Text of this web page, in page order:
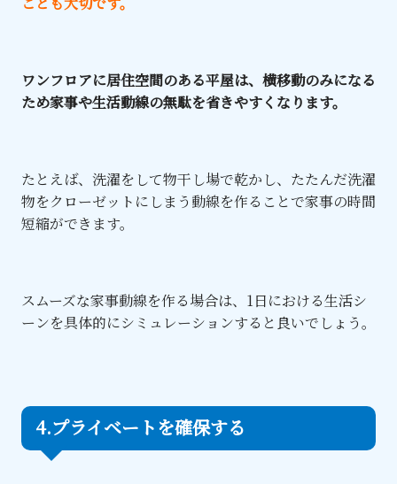
ワンフロアに居住空間のある平屋は、横移動のみになる
ため家事や生活動線の無駄を省きやすくなります。
たとえば、洗濯をして物干し場で乾かし、たたんだ洗濯
物をクローゼットにしまう動線を作ることで家事の時間
短縮ができます。
スムーズな家事動線を作る場合は、1日における生活シ
ーンを具体的にシミュレーションすると良いでしょう。
4.プライベートを確保する